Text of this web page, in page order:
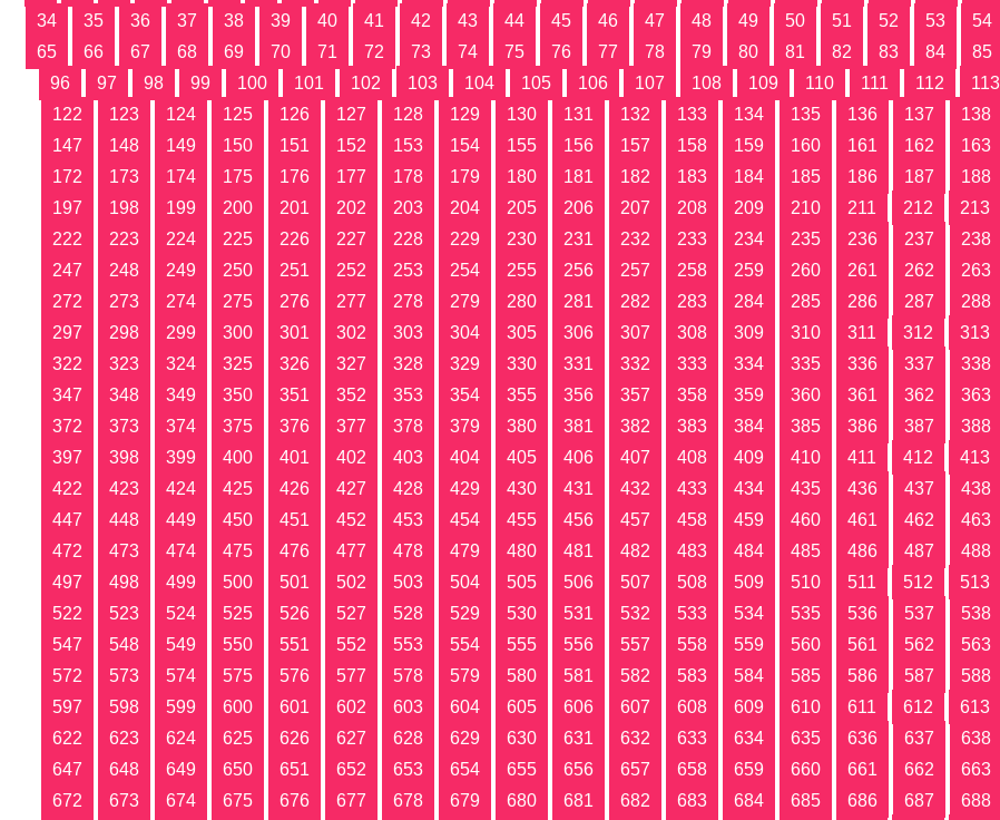
34
35 36 37 38 39 40 41 42 43 44 45 46 47 48 49 50 51 52 53 54
65
66 67 68 69 70 71 72 73 74 75 76 77 78 79 80 81 82 83 84 85
96
97 98 99 100 101 102 103 104 105 106 107 108 109 110 111 112 113
122
123 124 125 126 127 128 129 130 131 132 133 134 135 136 137 138
147
148 149 150 151 152 153 154 155 156 157 158 159 160 161 162 163
172
173 174 175 176 177 178 179 180 181 182 183 184 185 186 187 188
197
198 199 200 201 202 203 204 205 206 207 208 209 210 211 212 213
222
223 224 225 226 227 228 229 230 231 232 233 234 235 236 237 238
247
248 249 250 251 252 253 254 255 256 257 258 259 260 261 262 263
272
273 274 275 276 277 278 279 280 281 282 283 284 285 286 287 288
297
298 299 300 301 302 303 304 305 306 307 308 309 310 311 312 313
322
323 324 325 326 327 328 329 330 331 332 333 334 335 336 337 338
347
348 349 350 351 352 353 354 355 356 357 358 359 360 361 362 363
372
373 374 375 376 377 378 379 380 381 382 383 384 385 386 387 388
397
398 399 400 401 402 403 404 405 406 407 408 409 410 411 412 413
422
423 424 425 426 427 428 429 430 431 432 433 434 435 436 437 438
447
448 449 450 451 452 453 454 455 456 457 458 459 460 461 462 463
472
473 474 475 476 477 478 479 480 481 482 483 484 485 486 487 488
497
498 499 500 501 502 503 504 505 506 507 508 509 510 511 512 513
522
523 524 525 526 527 528 529 530 531 532 533 534 535 536 537 538
547
548 549 550 551 552 553 554 555 556 557 558 559 560 561 562 563
572
573 574 575 576 577 578 579 580 581 582 583 584 585 586 587 588
597
598 599 600 601 602 603 604 605 606 607 608 609 610 611 612 613
622
623 624 625 626 627 628 629 630 631 632 633 634 635 636 637 638
647
648 649 650 651 652 653 654 655 656 657 658 659 660 661 662 663
672
673 674 675 676 677 678 679 680 681 682 683 684 685 686 687 688